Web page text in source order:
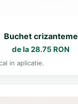
Buchet crizanteme
de la 28.75 RON
in aplicatie.